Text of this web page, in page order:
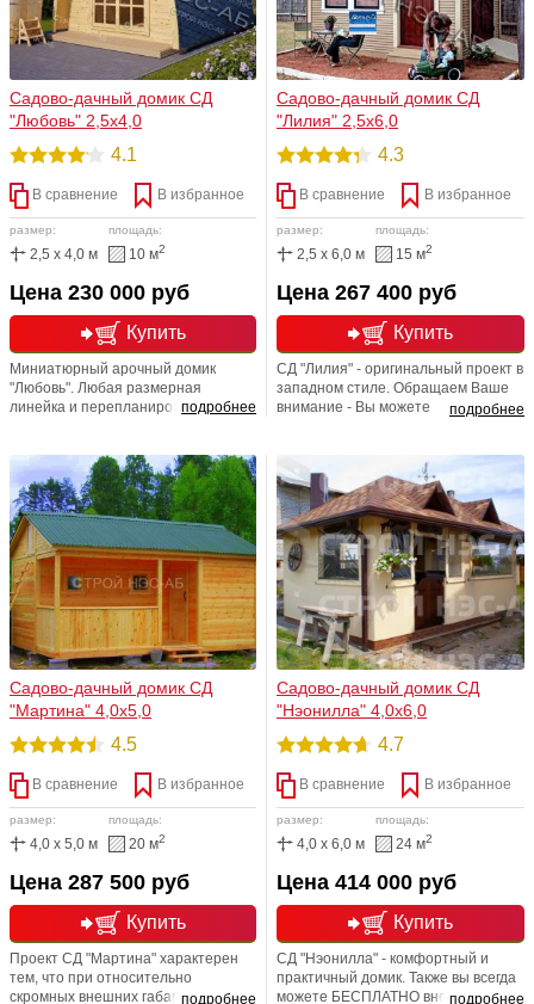
Садово-дачный домик СД
"Любовь" 2,5х4,0
4.1
В сравнение В избранное
размер:
2,5 x 4,0 м
площадь:
10 м2
Купить
Цена 230 000 руб
подробнее
Миниатюрный арочный домик
"Любовь". Любая размерная
линейка и перепланировка.
Садово-дачный домик СД
"Лилия" 2,5х6,0
4.3
В сравнение В избранное
размер:
2,5 x 6,0 м
площадь:
15 м2
Купить
Цена 267 400 руб
подробнее
СД "Лилия" - оригинальный проект в
западном стиле. Обращаем Ваше
внимание - Вы можете
детали местами, переносить,
добавлять (окна и двери),
корректировать размеры.
Садово-дачный домик СД
"Мартина" 4,0х5,0
4.5
В сравнение В избранное
размер:
4,0 x 5,0 м
площадь:
20 м2
Купить
Цена 287 500 руб
подробнее
Проект СД "Мартина" характерен
тем, что при относительно
скромных внешних габаритах (4 на
Садово-дачный домик СД
"Нэонилла" 4,0х6,0
4.7
В сравнение В избранное
размер:
4,0 x 6,0 м
площадь:
24 м2
Купить
Цена 414 000 руб
подробнее
СД "Нэонилла" - комфортный и
практичный домик. Также вы всегда
можете БЕСПЛАТНО внести